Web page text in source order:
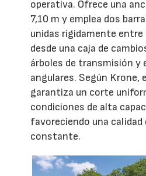
operativa. Ofrece una
7,10 m y emplea dos
unidas rígidamente entre
desde una caja de
árboles de transmisión y
angulares. Según Krone,
garantiza un corte
condiciones de alta
favoreciendo una calidad
constante.